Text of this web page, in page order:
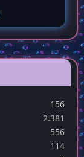
156
2.381
556
114